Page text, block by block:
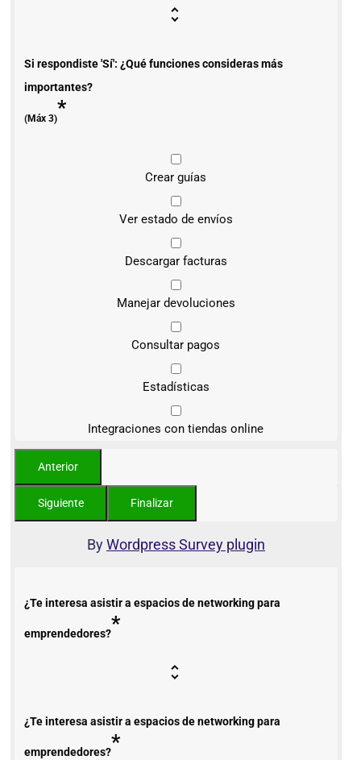
Si respondiste 'Sí': ¿Qué funciones consideras más
importantes?
(Máx 3)*
Crear guías
Ver estado de envíos
Descargar facturas
Manejar devoluciones
Consultar pagos
Estadísticas
Integraciones con tiendas online
ByWordpress Survey plugin
¿Te interesa asistir a espacios de networking para
emprendedores?*
¿Te interesa asistir a espacios de networking para
emprendedores?*